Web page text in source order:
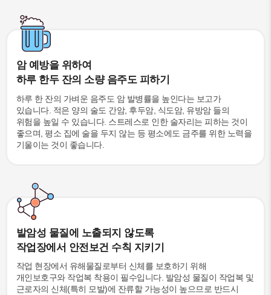
암 예방을 위하여
하루 한두 잔의 소량 음주도 피하기
하루 한 잔의 가벼운 음주도 암 발병률을 높인다는 보고가
있습니다. 적은 양의 술도 간암, 후두암, 식도암, 유방암 들의
위험을 높일 수 있습니다. 스트레스로 인한 술자리는 피하는 것이
좋으며, 평소 집에 술을 두지 않는 등 평소에도 금주를 위한 노력을
기울이는 것이 좋습니다.
발암성 물질에 노출되지 않도록
작업장에서 안전보건 수칙 지키기
작업 현장에서 유해물질로부터 신체를 보호하기 위해
개인보호구와 작업복 착용이 필수입니다. 발암성 물질이 작업복 및
근로자의 신체(특히 모발)에 잔류할 가능성이 높으므로 반드시